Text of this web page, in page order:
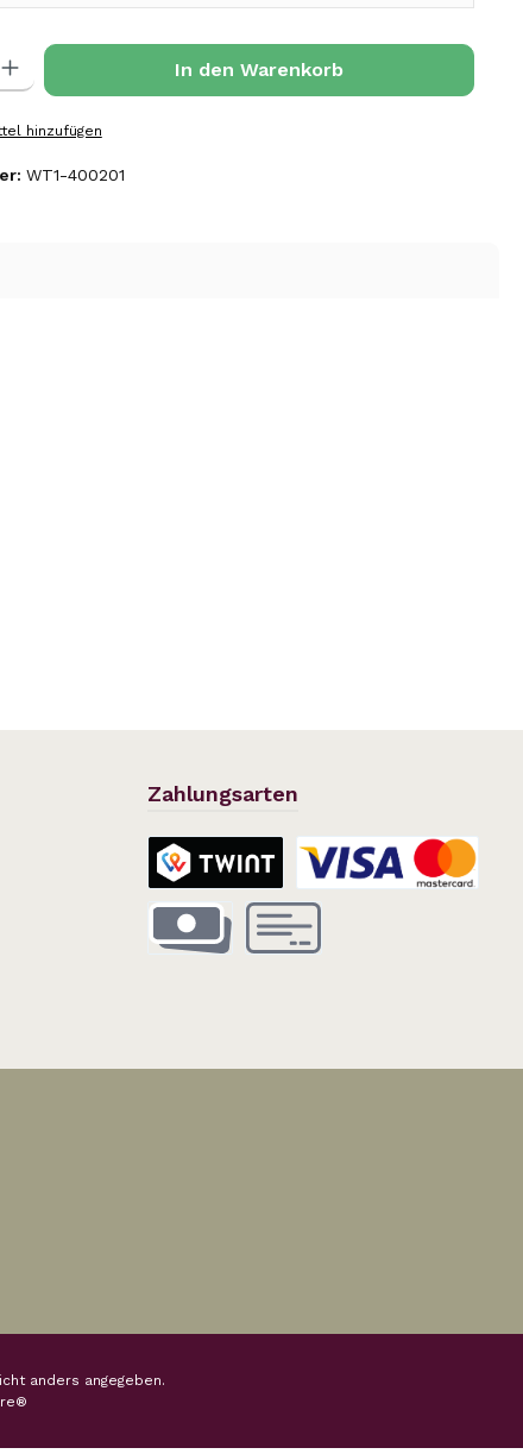
Gib den gewünschten Wert ein oder benutze die
In den Warenkorb
hinzufügen
WT1-400201
Zahlungsarten
TWINT Kreditkarte
anders angegeben.